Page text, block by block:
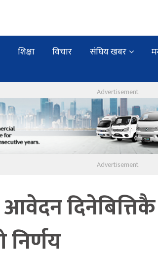
शिक्षा विचार संघिय खबर